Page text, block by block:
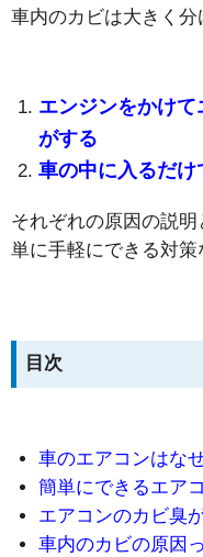
車内のカビは大きく分
エンジンをかけ
がする
車の中に入るだ
それぞれの原因の説
単に手軽にできる対策
目次
車のエアコンはな
簡単にできるエア
エアコンのカビ臭
車内のカビの原因